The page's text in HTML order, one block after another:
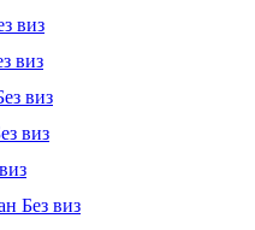
виз
виз
виз
виз
Без виз